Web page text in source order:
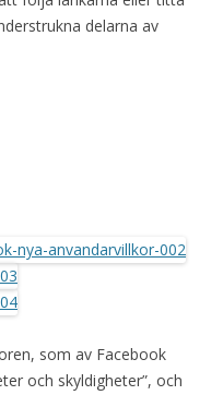
delarna av
som av Facebook
och skyldigheter”, och